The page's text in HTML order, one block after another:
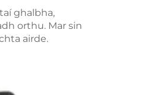
ghalbha,
orthu. Mar sin
airde.